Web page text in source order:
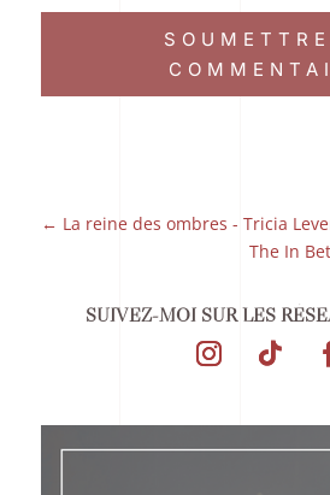
← La reine des ombres - Tricia
The In
SUIVEZ-MOI SUR LES